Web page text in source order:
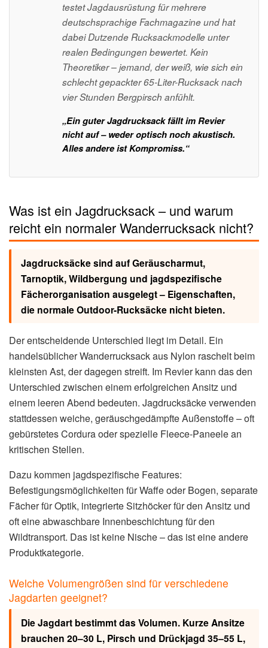
testet Jagdausrüstung für mehrere
deutschsprachige Fachmagazine und hat
dabei Dutzende Rucksackmodelle unter
realen Bedingungen bewertet. Kein
Theoretiker – jemand, der weiß, wie sich ein
schlecht gepackter 65-Liter-Rucksack nach
vier Stunden Bergpirsch anfühlt.
„Ein guter Jagdrucksack fällt im Revier
nicht auf – weder optisch noch akustisch.
Alles andere ist Kompromiss.“
Was ist ein Jagdrucksack – und warum
reicht ein normaler Wanderrucksack nicht?
Jagdrucksäcke sind auf Geräuscharmut,
Tarnoptik, Wildbergung und jagdspezifische
Fächerorganisation ausgelegt – Eigenschaften,
die normale Outdoor-Rucksäcke nicht bieten.
Der entscheidende Unterschied liegt im Detail. Ein
handelsüblicher Wanderrucksack aus Nylon raschelt beim
kleinsten Ast, der dagegen streift. Im Revier kann das den
Unterschied zwischen einem erfolgreichen Ansitz und
einem leeren Abend bedeuten. Jagdrucksäcke verwenden
stattdessen weiche, geräuschgedämpfte Außenstoffe – oft
gebürstetes Cordura oder spezielle Fleece-Paneele an
kritischen Stellen.
Dazu kommen jagdspezifische Features:
Befestigungsmöglichkeiten für Waffe oder Bogen, separate
Fächer für Optik, integrierte Sitzhöcker für den Ansitz und
oft eine abwaschbare Innenbeschichtung für den
Wildtransport. Das ist keine Nische – das ist eine andere
Produktkategorie.
Welche Volumengrößen sind für verschiedene
Jagdarten geeignet?
Die Jagdart bestimmt das Volumen. Kurze Ansitze
brauchen 20–30 L, Pirsch und Drückjagd 35–55 L,